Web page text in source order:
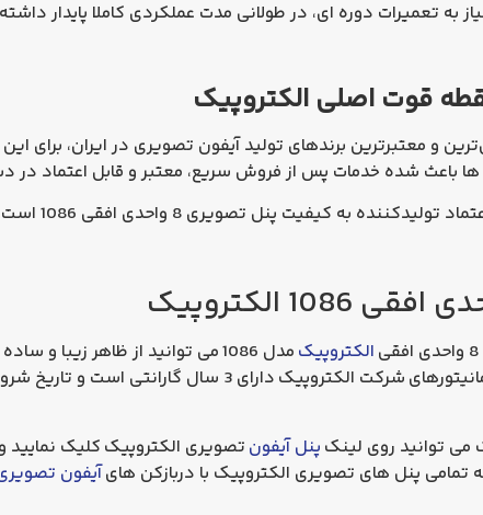
به تعمیرات دوره‌ ای، در طولانی‌ مدت عملکردی کاملا پایدار
و معتبرترین برندهای تولید آیفون تصویری در ایران، برای
باعث شده خدمات پس از فروش سریع، معتبر و قابل‌ اعتماد در
تولیدکننده به کیفیت پنل تصویری 8 واحدی افقی 1086
الکتروپیک مدل 1086
می توانید از ظاهر زیبا و
عالی را تجربه کنید. این محصول همانند مانیتورهای
می توانید روی لینک پنل آیفون تصویری الکتروپیک کلیک نمایید
تمامی پنل های تصویری الکتروپیک با دربازکن هایآیفون